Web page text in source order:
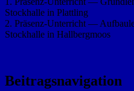
Stockhalle in Plattling
2. Präsenz-Unterricht —
Stockhalle in Hallbergmoos
Beitragsnavigation